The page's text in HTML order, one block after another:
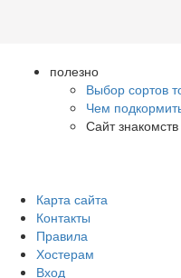
полезно
Выбор сортов
Чем
Сайт знакомств
Карта сайта
Контакты
Правила
Хостерам
Вход